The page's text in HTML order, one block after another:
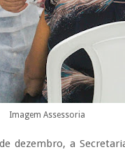
Imagem Assessoria
dezembro, a